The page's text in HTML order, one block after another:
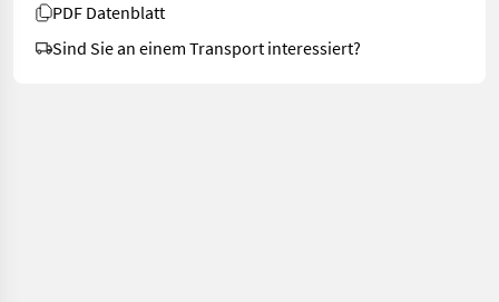
PDF Datenblatt
Sind Sie an einem Transport interessiert?